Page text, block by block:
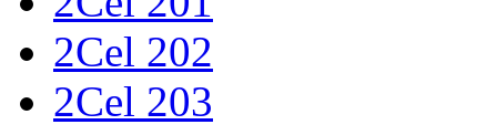
2Cel 202
2Cel 203